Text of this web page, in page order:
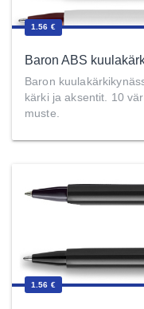
1.56 €
Baron ABS
Baron
kärki ja aksentit. 10
muste.
1.56 €